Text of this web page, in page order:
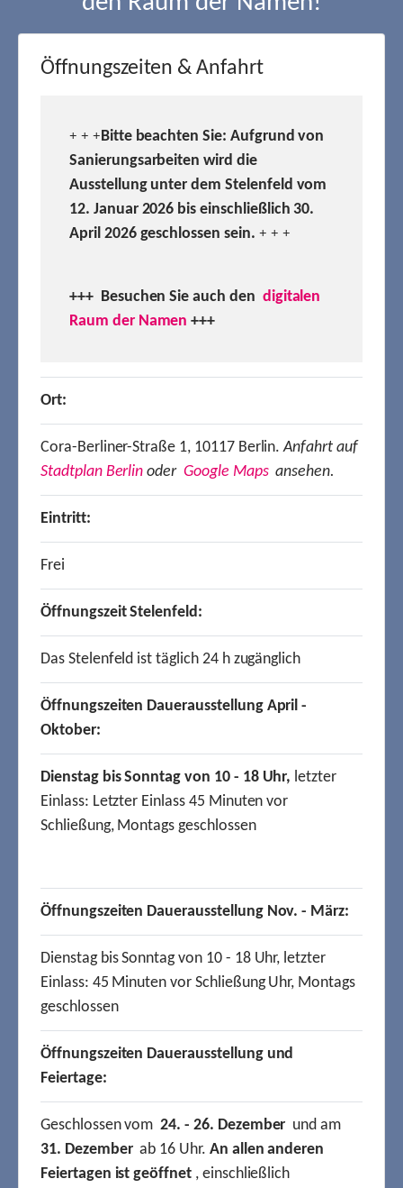
Öffnungszeiten & Anfahrt
+ + +Bitte beachten Sie: Aufgrund von
Sanierungsarbeiten wird die
Ausstellung unter dem Stelenfeld vom
12. Januar 2026 bis einschließlich 30.
April 2026 geschlossen sein. + + +
+++ Besuchen Sie auch den digitalen
Raum der Namen +++
Ort:
Cora-Berliner-Straße 1, 10117 Berlin.Anfahrt auf
Stadtplan Berlin oder Google Mapsansehen.
Eintritt:
Frei
Öffnungszeit Stelenfeld:
Das Stelenfeld ist täglich 24 h zugänglich
Öffnungszeiten Dauerausstellung April -
Oktober:
Dienstag bis Sonntag von 10 - 18 Uhr, letzter
Einlass: Letzter Einlass 45 Minuten vor
Schließung, Montags geschlossen
Öffnungszeiten Dauerausstellung Nov. - März:
Dienstag bis Sonntag von 10 - 18 Uhr, letzter
Einlass: 45 Minuten vor Schließung Uhr, Montags
geschlossen
Öffnungszeiten Dauerausstellung und
Feiertage:
Geschlossen vom24. - 26. Dezember und am
31. Dezemberab 16 Uhr. An allen anderen
Feiertagen ist geöffnet, einschließlich